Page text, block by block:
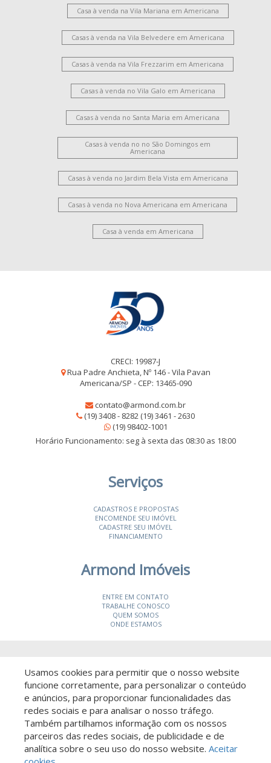
Casa à venda na Vila Mariana em Americana
Casas à venda na Vila Belvedere em Americana
Casas à venda na Vila Frezzarim em Americana
Casas à venda no Vila Galo em Americana
Casas à venda no Santa Maria em Americana
Casas à venda no no São Domingos em
Americana
Casas à venda no Jardim Bela Vista em Americana
Casas à venda no Nova Americana em Americana
Casa à venda em Americana
CRECI: 19987-J
Rua Padre Anchieta, Nº 146 - Vila Pavan
Americana/SP - CEP: 13465-090
contato@armond.com.br
(19) 3408 - 8282 (19) 3461 - 2630
(19) 98402-1001
Horário Funcionamento: seg à sexta das 08:30 as 18:00
Serviços
CADASTROS E PROPOSTAS
ENCOMENDE SEU IMÓVEL
CADASTRE SEU IMÓVEL
FINANCIAMENTO
Armond Imóveis
ENTRE EM CONTATO
TRABALHE CONOSCO
QUEM SOMOS
ONDE ESTAMOS
Descomplicado por:
Usamos cookies para permitir que o nosso website
funcione corretamente, para personalizar o conteúdo
e anúncios, para proporcionar funcionalidades das
redes sociais e para analisar o nosso tráfego.
Também partilhamos informação com os nossos
parceiros das redes sociais, de publicidade e de
analítica sobre o seu uso do nosso website. Aceitar